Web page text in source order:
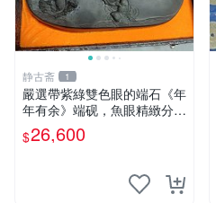
静古斋 1
嚴選帶紫綠雙色眼的端石《年
年有余》端砚，魚眼精緻分
明，名家工藝展現大气風華
號石 端石砚
$26,600